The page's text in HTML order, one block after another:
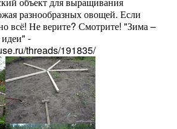
разнообразных овощей. Если
всё! Не верите? Смотрите! "Зима –
-
threads/191835/